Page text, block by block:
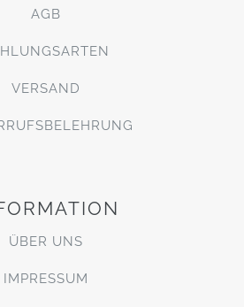
AGB
VERSAND
ÜBER UNS
IMPRESSUM